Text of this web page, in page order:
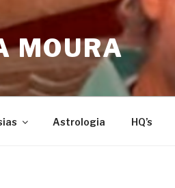
MOURA
Astrologia HQ’s